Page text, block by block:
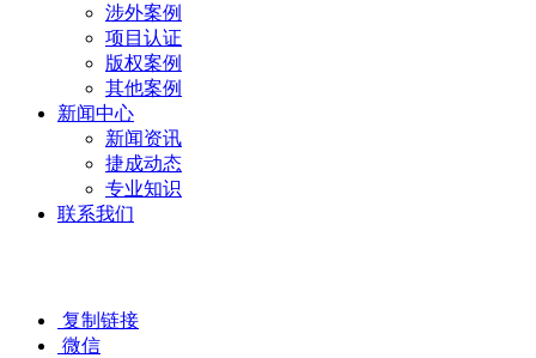
涉外案例
项目认证
版权案例
其他案例
新闻中心
新闻资讯
捷成动态
专业知识
联系我们
复制链接
微信